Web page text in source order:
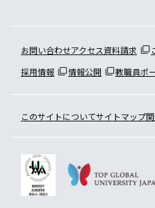
お問い合わせアクセス資料請求
採用情報
情報公開 教職員ポ
このサイトについてサイトマップ